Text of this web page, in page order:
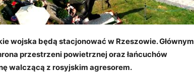
wojska będą stacjonować w Rzeszowie. Głównym
przestrzeni powietrznej oraz łańcuchów
walczącą z rosyjskim agresorem.